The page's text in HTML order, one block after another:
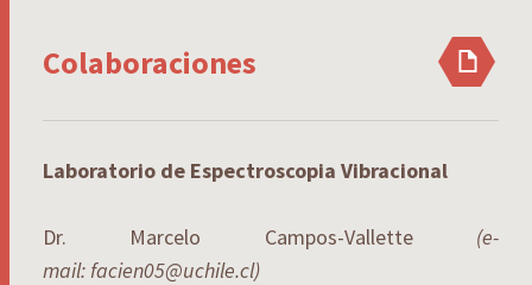
Colaboraciones
Laboratorio de Espectroscopia Vibracional
Dr. Marcelo Campos-Vallette (e-
mail: facien05@uchile.cl)